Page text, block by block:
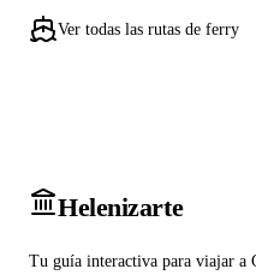
Ver todas las rutas de ferry
Helenizarte
Tu guía interactiva para viajar a